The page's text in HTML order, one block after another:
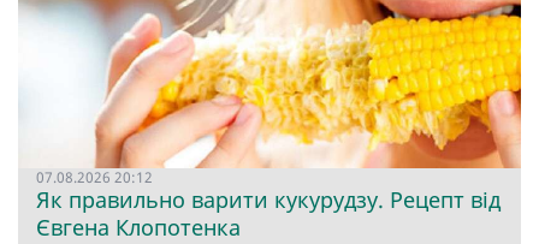
07.08.2026 20:12
Як правильно варити кукурудзу. Рецепт від
Євгена Клопотенка